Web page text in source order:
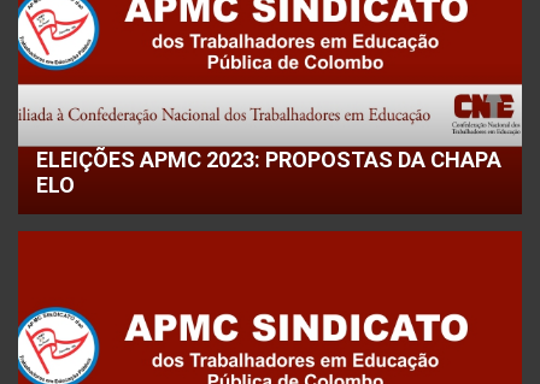
ELEIÇÕES APMC 2023: PROPOSTAS DA CHAPA
ELO